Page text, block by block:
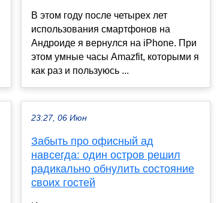
В этом году после четырех лет
использования смартфонов на
Андроиде я вернулся на iPhone. При
этом умные часы Amazfit, которыми я
как раз и пользуюсь ...
23:27, 06 Июн
Забыть про офисный ад
навсегда: один остров решил
радикально обнулить состояние
своих гостей